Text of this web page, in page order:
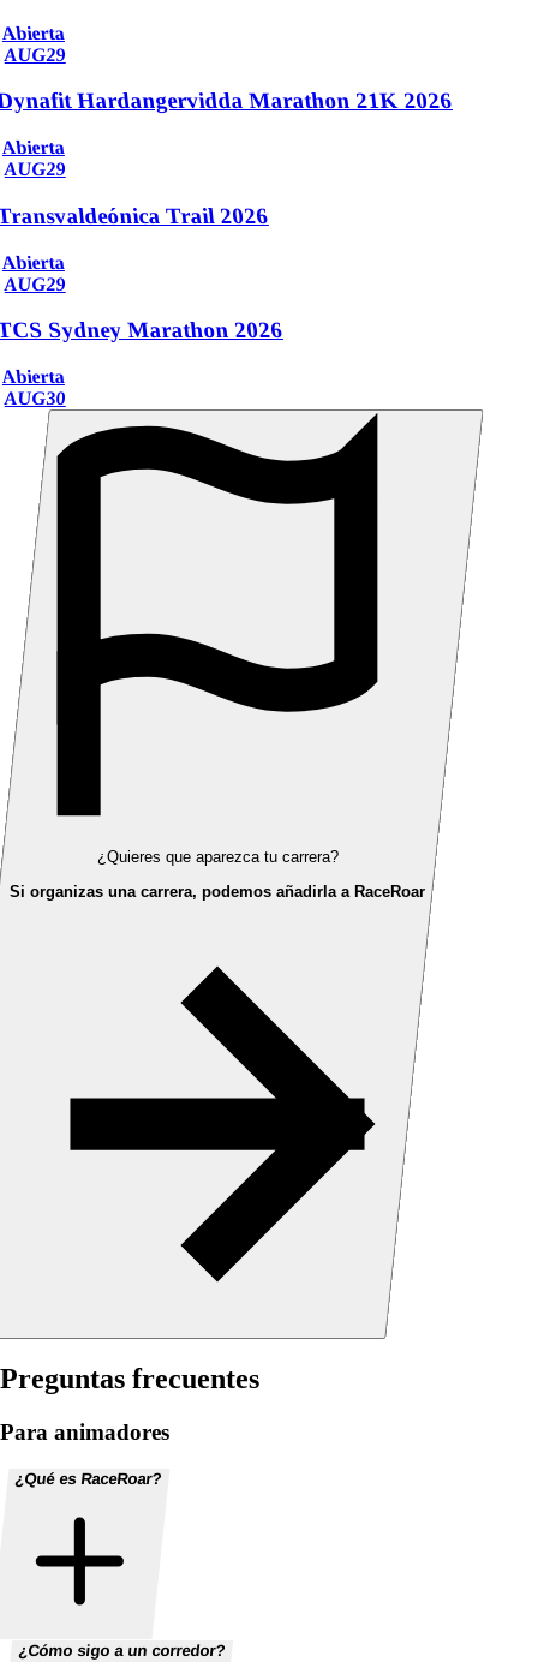
Abierta
AUG29
Hardangervidda Marathon 21K 2026
Abierta
AUG29
Trail 2026
Abierta
AUG29
Sydney Marathon 2026
Abierta
AUG30
¿Quieres que aparezca tu carrera?
Si organizas una carrera, podemos añadirla a RaceRoar
Preguntas frecuentes
Para animadores
¿Qué es RaceRoar?
¿Cómo sigo a un corredor?